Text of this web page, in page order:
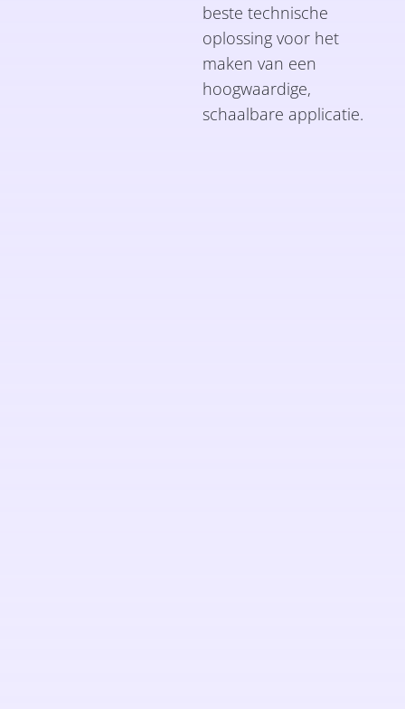
beste technische
oplossing voor het
maken van een
hoogwaardige,
schaalbare applicatie.